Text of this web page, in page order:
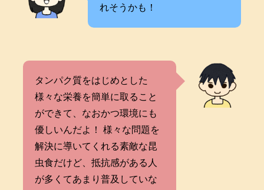
れそうかも！
タンパク質をはじめとした
様々な栄養を簡単に取ること
ができて、なおかつ環境にも
優しいんだよ！ 様々な問題を
解決に導いてくれる素敵な昆
虫食だけど、抵抗感がある人
が多くてあまり普及していな